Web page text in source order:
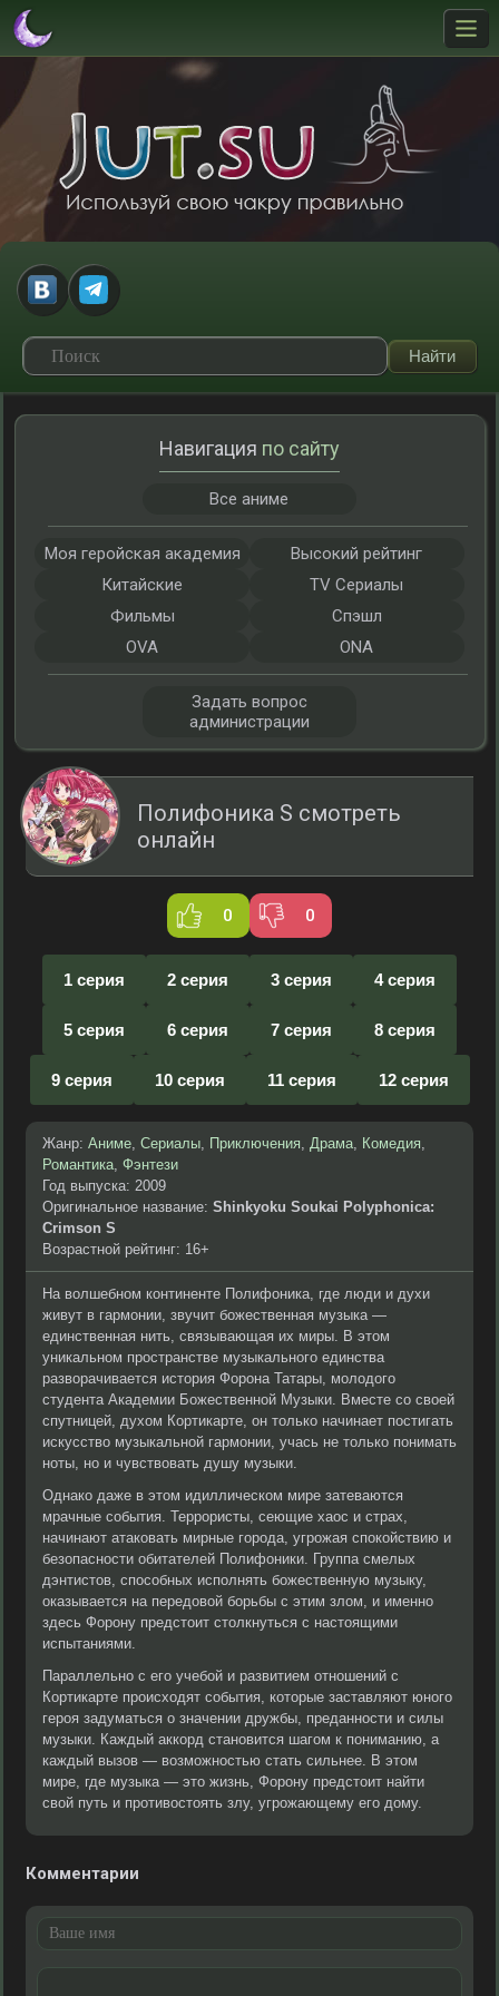
Полифоника S смотреть
онлайн
0 0
1 серия 2 серия 3 серия 4 серия
5 серия 6 серия 7 серия 8 серия
9 серия 10 серия 11 серия 12 серия
Жанр: Аниме, Сериалы, Приключения, Драма, Комедия,
Романтика, Фэнтези
Год выпуска: 2009
Оригинальное название: Shinkyoku Soukai Polyphonica:
Crimson S
Возрастной рейтинг: 16+
На волшебном континенте Полифоника, где люди и духи
живут в гармонии, звучит божественная музыка —
единственная нить, связывающая их миры. В этом
уникальном пространстве музыкального единства
разворачивается история Форона Татары, молодого
студента Академии Божественной Музыки. Вместе со своей
спутницей, духом Кортикарте, он только начинает постигать
искусство музыкальной гармонии, учась не только понимать
ноты, но и чувствовать душу музыки.
Однако даже в этом идиллическом мире затеваются
мрачные события. Террористы, сеющие хаос и страх,
начинают атаковать мирные города, угрожая спокойствию и
безопасности обитателей Полифоники. Группа смелых
дэнтистов, способных исполнять божественную музыку,
оказывается на передовой борьбы с этим злом, и именно
здесь Форону предстоит столкнуться с настоящими
испытаниями.
Параллельно с его учебой и развитием отношений с
Кортикарте происходят события, которые заставляют юного
героя задуматься о значении дружбы, преданности и силы
музыки. Каждый аккорд становится шагом к пониманию, а
каждый вызов — возможностью стать сильнее. В этом
мире, где музыка — это жизнь, Форону предстоит найти
свой путь и противостоять злу, угрожающему его дому.
Комментарии
Навигация по сайту
Все аниме
Моя геройская академия
Высокий рейтинг
Китайские
TV Сериалы
Фильмы
Спэшл
OVA
ONA
Задать вопрос
администрации